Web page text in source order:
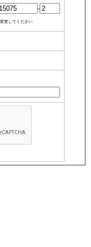
-
更してください